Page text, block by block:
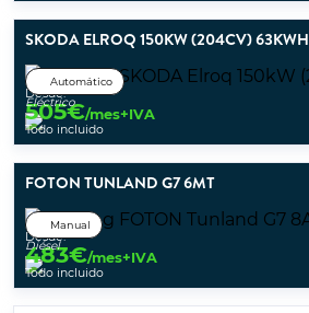
SKODA ELROQ 150KW (204CV) 63KWH
Automático
Eléctrico
Desde:
505€/mes+IVA
Todo incluido
FOTON TUNLAND G7 6MT
Manual
Diésel
Desde:
483€/mes+IVA
Todo incluido